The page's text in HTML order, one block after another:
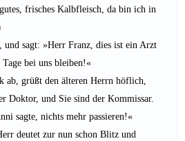
frisches Kalbfleisch, da bin ich in
und sagt: »Herr Franz, dies ist ein Arzt
bei uns bleiben!«
ab, grüßt den älteren Herrn höflich,
Doktor, und Sie sind der Kommissar.
sagte, nichts mehr passieren!«
deutet zur nun schon Blitz und